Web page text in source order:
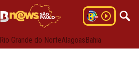
Rio Grande do NorteAlagoasBahia